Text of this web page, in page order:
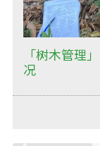
「树木管理
况